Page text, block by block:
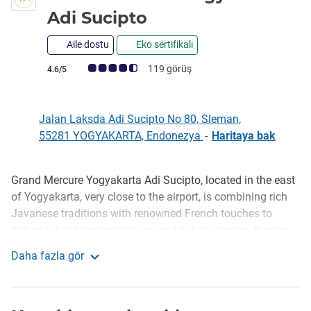
Adi Sucipto
Aile dostu Eko sertifikalı
Avis müşterileri puanı (ALL Puanlama)
4.6/5 119 görüş
Jalan Laksda Adi Sucipto No 80, Sleman,
55281 YOGYAKARTA, Endonezya - Haritaya bak
Açıklama
Grand Mercure Yogyakarta Adi Sucipto, located in the east
of Yogyakarta, very close to the airport, is combining rich
Javanese traditions with renowned French touches to
unlimited tapas & exotic drinks in our lounge. Enjoy the
Daha fazla gör